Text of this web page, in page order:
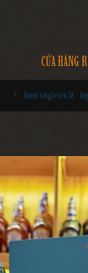
CỬA HÀNG
Rượu Singleton 18 -